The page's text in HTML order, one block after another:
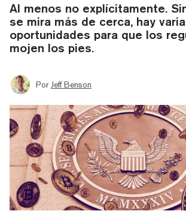
Al menos no explícitamente.
se mira más de cerca, hay
oportunidades para que los
mojen los pies.
Por Jeff Benson